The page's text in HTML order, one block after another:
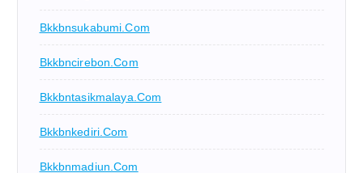
Bkkbnsukabumi.com
Bkkbncirebon.com
Bkkbntasikmalaya.com
Bkkbnkediri.com
Bkkbnmadiun.com